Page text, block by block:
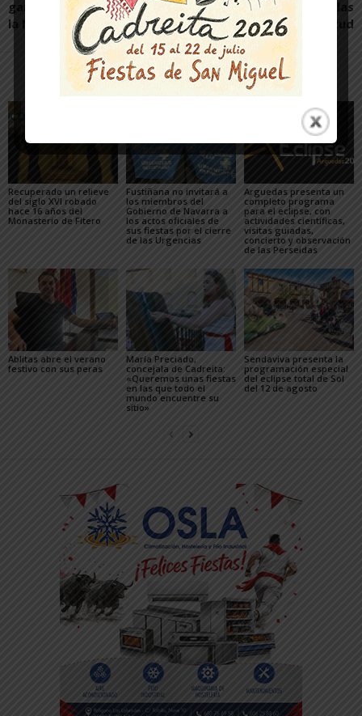
ganador de la 7ª edición de
la Moncayof7Cup
cohete anunciador de las
fiestas de la juventud
Artículos relacionados Más del autor
Recuperado un relieve
del siglo XVI robado
hace 16 años del
Monasterio de Fitero
Fustiñana no invitará a
los miembros del
Gobierno de Navarra a
los actos oficiales de
sus fiestas por el cierre
de las Urgencias
Arguedas presenta un
completo programa
para el eclipse, con
actividades científicas,
visitas guiadas,
concierto y observación
de las Perseidas
Ablitas abre el verano
festivo con sus peras
María Preciado,
concejala de Cadreita:
«Queremos unas fiestas
en las que todo el
mundo encuentre su
sitio»
Sendaviva presenta la
programación especial
del eclipse total de Sol
del 12 de agosto